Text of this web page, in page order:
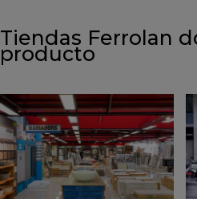
Tiendas Ferrolan
producto